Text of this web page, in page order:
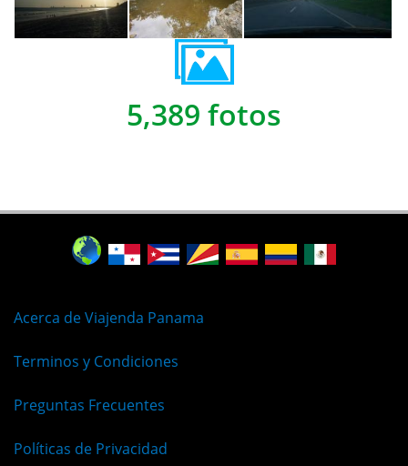
5,389 fotos
Acerca de Viajenda Panama
Terminos y Condiciones
Preguntas Frecuentes
Políticas de Privacidad